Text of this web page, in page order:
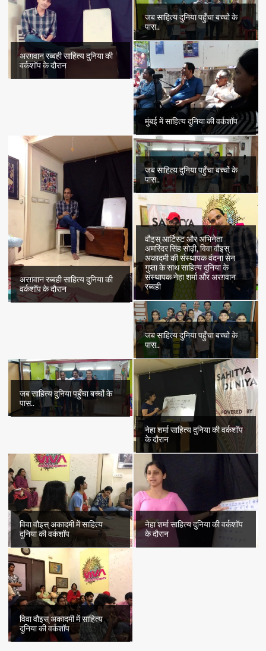
अरग़वान रब्बही साहित्य दुनिया की
वर्कशॉप के दौरान
जब साहित्य दुनिया पहुँचा बच्चों के
पास..
मुंबई में साहित्य दुनिया की वर्कशॉप
अरग़वान रब्बही साहित्य दुनिया की
वर्कशॉप के दौरान
जब साहित्य दुनिया पहुँचा बच्चों के
पास..
वौइस् आर्टिस्ट और अभिनेता
अमरिंदर सिंह सोढ़ी, विवा वौइस्
अकादमी की संस्थापक वंदना सेन
गुप्ता के साथ साहित्य दुनिया के
संस्थापक नेहा शर्मा और अरग़वान
रब्बही
जब साहित्य दुनिया पहुँचा बच्चों के
पास..
जब साहित्य दुनिया पहुँचा बच्चों के
पास..
नेहा शर्मा साहित्य दुनिया की वर्कशॉप
के दौरान
विवा वौइस् अकादमी में साहित्य
दुनिया की वर्कशॉप
नेहा शर्मा साहित्य दुनिया की वर्कशॉप
के दौरान
विवा वौइस् अकादमी में साहित्य
दुनिया की वर्कशॉप